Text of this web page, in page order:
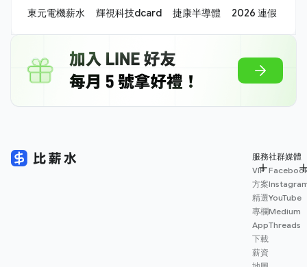
東元電機薪水
輝視科技dcard 捷康半導體 2026 連假
服務
VIP
方案
精選
專欄
App
下載
薪資
社群媒體
YouTube
Medium
Threads